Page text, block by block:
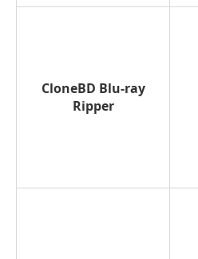
CloneBD Blu-ray
Ripper